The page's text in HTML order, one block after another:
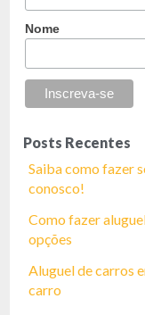
Nome
Posts Recentes
Saiba como fazer
conosco!
Como fazer
opções
Aluguel de carros
carro